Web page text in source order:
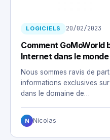
LOGICIELS 20/02/2023
Comment GoMoWorld
Internet dans le monde
Nous sommes ravis de
informations exclusives
dans le domaine de…
N Nicolas